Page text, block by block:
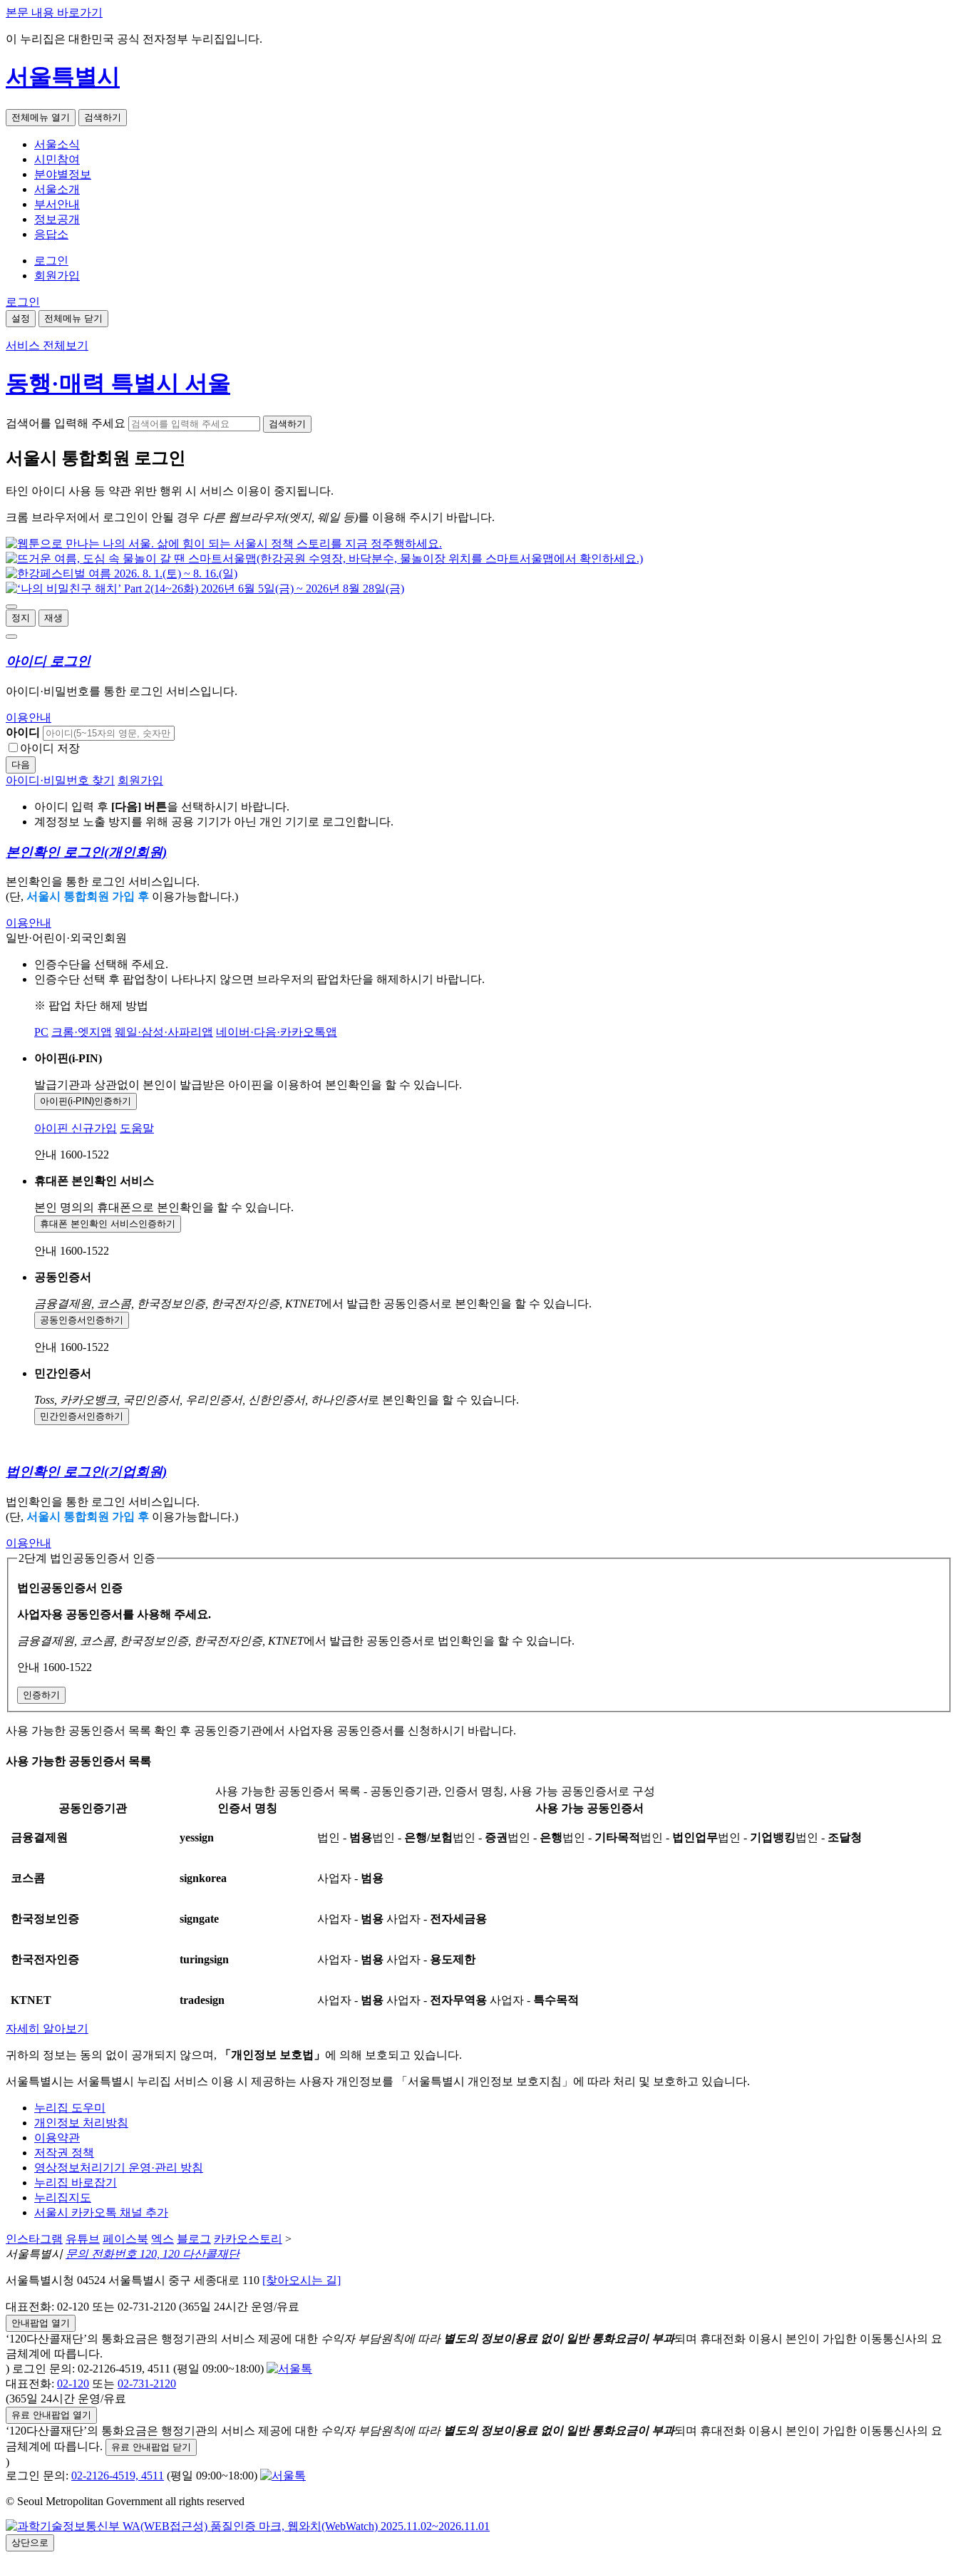
본문 내용 바로가기
이 누리집은 대한민국 공식 전자정부 누리집입니다.
서울특별시
전체메뉴 열기 검색하기
서울소식
시민참여
분야별정보
서울소개
부서안내
정보공개
응답소
로그인
회원가입
로그인
설정 전체메뉴 닫기
서비스 전체보기
동행·매력 특별시 서울
검색어를 입력해 주세요 검색하기
서울시 통합회원 로그인
타인 아이디 사용 등 약관 위반 행위 시 서비스 이용이 중지됩니다.
크롬 브라우저에서 로그인이 안될 경우 다른 웹브라우저(엣지, 웨일 등)를 이용해 주시기 바랍니다.
정지 재생
아이디 로그인
아이디·비밀번호를 통한 로그인 서비스입니다.
이용안내
아이디
아이디 저장
다음
아이디·비밀번호 찾기 회원가입
아이디 입력 후 [다음] 버튼을 선택하시기 바랍니다.
계정정보 노출 방지를 위해 공용 기기가 아닌 개인 기기로 로그인합니다.
본인확인 로그인(개인회원)
본인확인을 통한 로그인 서비스입니다.
(단, 서울시 통합회원 가입 후 이용가능합니다.)
이용안내
일반·어린이·외국인회원
인증수단을 선택해 주세요.
인증수단 선택 후 팝업창이 나타나지 않으면 브라우저의 팝업차단을 해제하시기 바랍니다.
※ 팝업 차단 해제 방법
PC 크롬·엣지앱 웨일·삼성·사파리앱 네이버·다음·카카오톡앱
아이핀(i-PIN)
발급기관과 상관없이 본인이 발급받은 아이핀을 이용하여 본인확인을 할 수 있습니다.
아이핀(i-PIN)인증하기
아이핀 신규가입 도움말
안내 1600-1522
휴대폰 본인확인 서비스
본인 명의의 휴대폰으로 본인확인을 할 수 있습니다.
휴대폰 본인확인 서비스인증하기
안내 1600-1522
공동인증서
금융결제원, 코스콤, 한국정보인증, 한국전자인증, KTNET에서 발급한 공동인증서로 본인확인을 할 수 있습니다.
공동인증서 인증하기
안내 1600-1522
민간인증서
Toss, 카카오뱅크, 국민인증서, 우리인증서, 신한인증서, 하나인증서로 본인확인을 할 수 있습니다.
민간인증서 인증하기
법인확인 로그인(기업회원)
법인확인을 통한 로그인 서비스입니다.
(단, 서울시 통합회원 가입 후 이용가능합니다.)
이용안내
2단계 법인공동인증서 인증
법인공동인증서 인증
사업자용 공동인증서를 사용해 주세요.
금융결제원, 코스콤, 한국정보인증, 한국전자인증, KTNET에서 발급한 공동인증서로 법인확인을 할 수 있습니다.
안내 1600-1522
인증하기
사용 가능한 공동인증서 목록 확인 후 공동인증기관에서 사업자용 공동인증서를 신청하시기 바랍니다.
사용 가능한 공동인증서 목록
사용 가능한 공동인증서 목록 - 공동인증기관, 인증서 명칭, 사용 가능 공동인증서로 구성
공동인증기관
인증서 명칭 사용 가능 공동인증서
금융결제원 yessign 법인 - 범용법인 - 은행/보험 법인 - 증권 법인 - 은행법인 - 기타목적 법인 - 법인업무법인 - 기업뱅킹법인 - 조달청
코스콤 signkorea 사업자 - 범용
한국정보인증 signgate 사업자 - 범용 사업자 - 전자세금용
한국전자인증 turingsign 사업자 - 범용 사업자 - 용도제한
KTNET tradesign 사업자 - 범용 사업자 - 전자무역용 사업자 - 특수목적
자세히 알아보기
귀하의 정보는 동의 없이 공개되지 않으며, 「개인정보 보호법」 에 의해 보호되고 있습니다.
서울특별시는 서울특별시 누리집 서비스 이용 시 제공하는 사용자 개인정보를 「서울특별시 개인정보 보호지침」에 따라 처리 및 보호하고 있습니다.
누리집 도우미
개인정보 처리방침
이용약관
저작권 정책
영상정보처리기기 운영·관리 방침
누리집 바로잡기
누리집지도
서울시 카카오톡 채널 추가
인스타그램 유튜브 페이스북 엑스 블로그 카카오스토리 >
서울특별시 문의 전화번호 120, 120 다산콜재단
서울특별시청 04524 서울특별시 중구 세종대로 110 [찾아오시는 길]
대표전화: 02-120 또는 02-731-2120 (365일 24시간 운영/유료
안내팝업 열기
‘120다산콜재단’의 통화요금은 행정기관의 서비스 제공에 대한 수익자 부담원칙에 따라 별도의 정보이용료 없이 일반 통화요금이 부과되며 휴대전화 이용시 본인이 가입한 이동통신사의 요
금체계에 따릅니다.
) 로그인 문의: 02-2126-4519, 4511 (평일 09:00~18:00)
대표전화: 02-120 또는 02-731-2120
(365일 24시간 운영/유료
유료 안내팝업 열기
‘120다산콜재단’의 통화요금은 행정기관의 서비스 제공에 대한 수익자 부담원칙에 따라 별도의 정보이용료 없이 일반 통화요금이 부과되며 휴대전화 이용시 본인이 가입한 이동통신사의 요
금체계에 따릅니다.
유료 안내팝업 닫기
)
로그인 문의: 02-2126-4519, 4511 (평일 09:00~18:00)
© Seoul Metropolitan Government all rights reserved
상단으로